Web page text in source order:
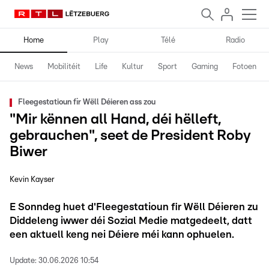
Home Play Télé Radio
News Mobilitéit Life Kultur Sport Gaming Fotoen
Fleegestatioun fir Wëll Déieren ass zou
"Mir kënnen all Hand, déi hëlleft,
gebrauchen", seet de President Roby
Biwer
Kevin Kayser
E Sonndeg huet d'Fleegestatioun fir Wëll Déieren zu
Diddeleng iwwer déi Sozial Medie matgedeelt, datt
een aktuell keng nei Déiere méi kann ophuelen.
Update: 30.06.2026 10:54